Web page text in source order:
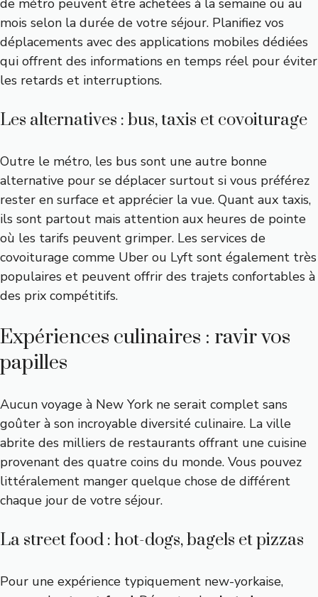
de métro peuvent être achetées à la semaine ou au
mois selon la durée de votre séjour. Planifiez vos
déplacements avec des applications mobiles dédiées
qui offrent des informations en temps réel pour éviter
les retards et interruptions.
Les alternatives : bus, taxis et covoiturage
Outre le métro, les bus sont une autre bonne
alternative pour se déplacer surtout si vous préférez
rester en surface et apprécier la vue. Quant aux taxis,
ils sont partout mais attention aux heures de pointe
où les tarifs peuvent grimper. Les services de
covoiturage comme Uber ou Lyft sont également très
populaires et peuvent offrir des trajets confortables à
des prix compétitifs.
Expériences culinaires : ravir vos
papilles
Aucun voyage à New York ne serait complet sans
goûter à son incroyable diversité culinaire. La ville
abrite des milliers de restaurants offrant une cuisine
provenant des quatre coins du monde. Vous pouvez
littéralement manger quelque chose de différent
chaque jour de votre séjour.
La street food : hot-dogs, bagels et pizzas
Pour une expérience typiquement new-yorkaise,